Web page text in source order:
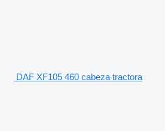
DAF XF105 460 cabeza tractora